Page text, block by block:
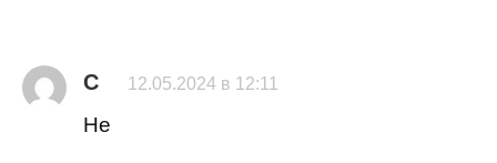
С 12.05.2024 в 12:11
Не